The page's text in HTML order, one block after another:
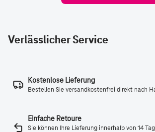
Verlässlicher Service
Kostenlose Lieferung
Bestellen Sie versandkostenfrei direkt nach
Einfache Retoure
Sie können Ihre Lieferung innerhalb von 14